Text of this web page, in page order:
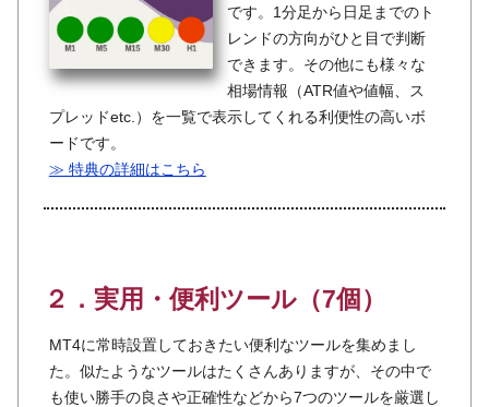
です。1分足から日足までのト
レンドの方向がひと目で判断
できます。その他にも様々な
相場情報（ATR値や値幅、ス
プレッドetc.）を一覧で表示してくれる利便性の高いボ
ードです。
≫ 特典の詳細はこちら
２．実用・便利ツール（7個）
MT4に常時設置しておきたい便利なツールを集めまし
た。似たようなツールはたくさんありますが、その中で
も使い勝手の良さや正確性などから7つのツールを厳選し